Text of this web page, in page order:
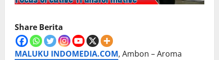
Share Berita
MALUKU INDOMEDIA.COM, Ambon – Aroma